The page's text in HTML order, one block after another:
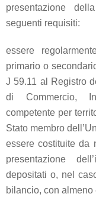
presentazione
seguenti requisiti:
essere
primario o
J 59.11 al Registro
di Commercio,
competente per
Stato membro
essere costituite da
presentazione
depositati o, nel
bilancio, con